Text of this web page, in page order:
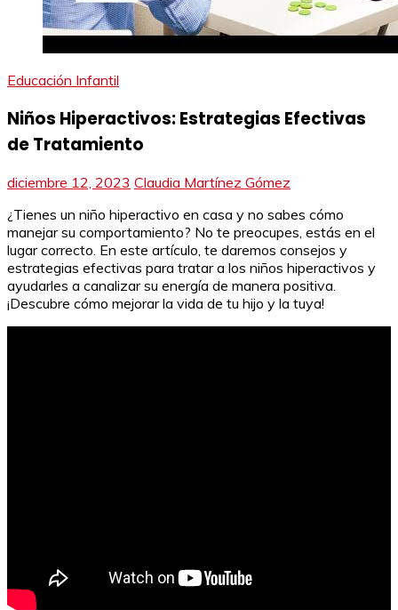
Educación Infantil
Niños Hiperactivos: Estrategias Efectivas
de Tratamiento
diciembre 12, 2023 Claudia Martínez Gómez
¿Tienes un niño hiperactivo en casa y no sabes cómo
manejar su comportamiento? No te preocupes, estás en el
lugar correcto. En este artículo, te daremos consejos y
estrategias efectivas para tratar a los niños hiperactivos y
ayudarles a canalizar su energía de manera positiva.
¡Descubre cómo mejorar la vida de tu hijo y la tuya!